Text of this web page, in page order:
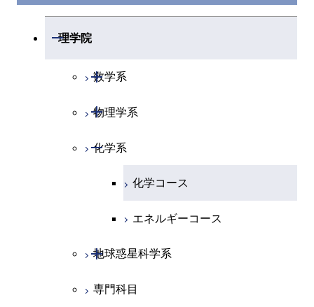
理学院
開閉
数学系
開閉
数学コース
物理学系
開閉
化学系
開閉
化学コース
エネルギーコース
地球惑星科学系
開閉
地球惑星科学コース
専門科目